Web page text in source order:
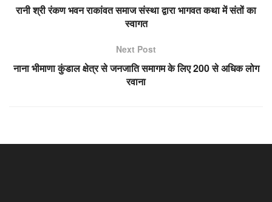
रानी श्री रंकण भवन राकांवत समाज संस्था द्वारा भागवत कथा में संतों का
स्वागत
Next Post
नाना भीमाणा कुंडाल क्षेत्र से जनजाति समागम के लिए 200 से अधिक लोग
रवाना